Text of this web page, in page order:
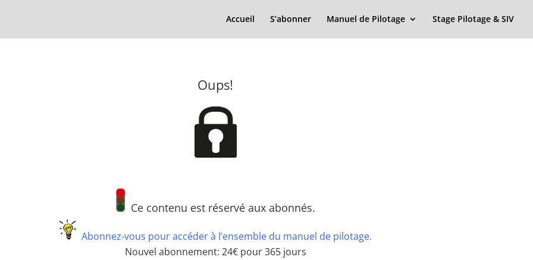
Accueil S’abonner Manuel de Pilotage Stage Pilotage & SIV
Oups!
Ce contenu est réservé aux abonnés.
Abonnez-vous pour accéder à l’ensemble du manuel de pilotage.
Nouvel abonnement: 24€ pour 365 jours